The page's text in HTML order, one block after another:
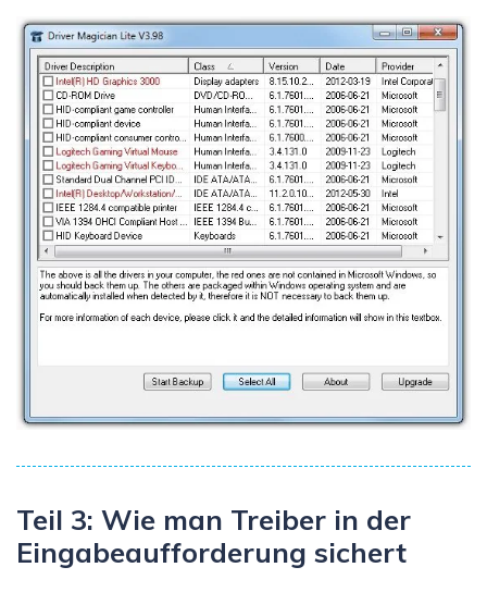
Teil 3: Wie man Treiber in der
Eingabeaufforderung sichert